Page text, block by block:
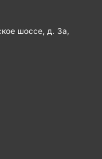
шоссе, д. 3а,